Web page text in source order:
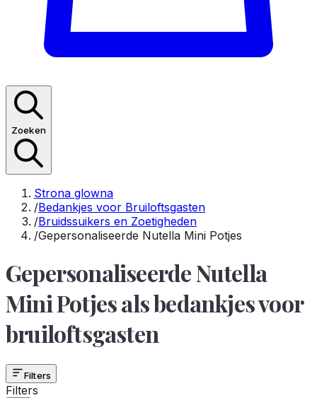
Zoeken
Strona glowna
/Bedankjes voor Bruiloftsgasten
/Bruidssuikers en Zoetigheden
/Gepersonaliseerde Nutella Mini Potjes
Gepersonaliseerde Nutella
Mini Potjes als bedankjes voor
bruiloftsgasten
Filters
Filters